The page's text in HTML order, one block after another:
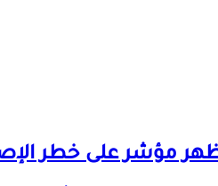
مؤشر على خطر